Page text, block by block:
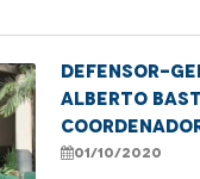
Defensor-
Alberto
Ciapvi Isabel
01/10/2020